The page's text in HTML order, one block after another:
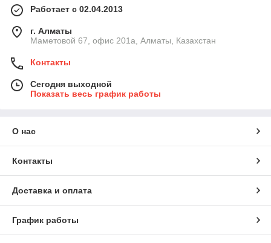
Работает с 02.04.2013
г. Алматы
Маметовой 67, офис 201а, Алматы, Казахстан
Контакты
Сегодня выходной
Показать весь график работы
О нас
Контакты
Доставка и оплата
График работы